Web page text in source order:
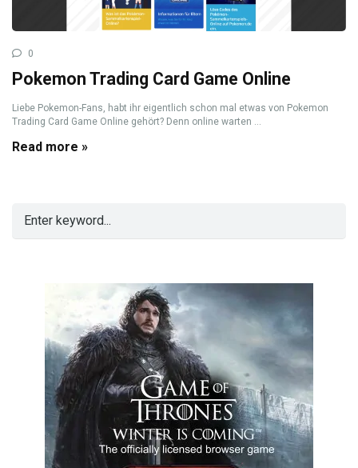
0
Pokemon Trading Card Game Online
Liebe Pokemon-Fans, habt ihr eigentlich schon mal etwas von Pokemon
Trading Card Game Online gehört? Denn online warten ...
Read more »